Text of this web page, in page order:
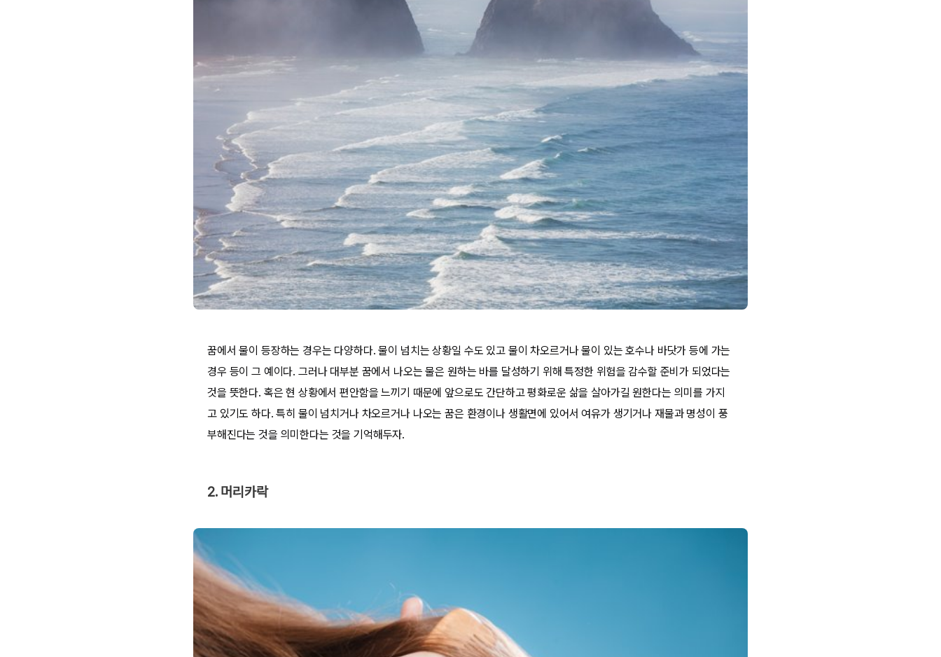
꿈에서 물이 등장하는 경우는 다양하다. 물이 넘치는 상황일 수도 있고 물이 차오르거나 물이 있는 호수나 바닷가 등에 가는
경우 등이 그 예이다. 그러나 대부분 꿈에서 나오는 물은 원하는 바를 달성하기 위해 특정한 위험을 감수할 준비가 되었다는
것을 뜻한다. 혹은 현 상황에서 편안함을 느끼기 때문에 앞으로도 간단하고 평화로운 삶을 살아가길 원한다는 의미를 가지
고 있기도 하다. 특히 물이 넘치거나 차오르거나 나오는 꿈은 환경이나 생활면에 있어서 여유가 생기거나 재물과 명성이 풍
부해진다는 것을 의미한다는 것을 기억해두자.
2. 머리카락